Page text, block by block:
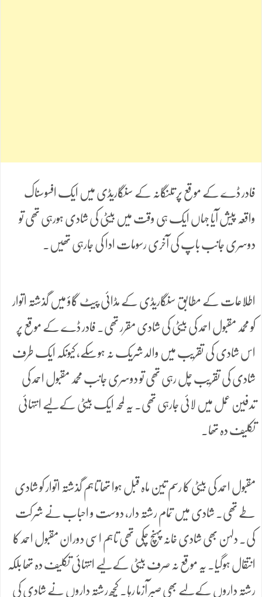
فادر ڈے کے موقع پر تلنگانہ کے سنگاریڈی میں ایک افسوسناک
واقعہ پیش آیا جہاں ایک ہی وقت میں بیٹی کی شادی ہورہی تھی تو
دوسری جانب باپ کی آخری رسومات ادا کی جارہی تھیں۔
اطلاعات کے مطابق سنگاریڈی کے مڈائی پیٹ گاؤ میں گذشتہ اتوار
کو محمد مقبول احمد کی بیٹی کی شادی مقرر تھی۔ فادر ڈے کے موقع پر
اس شادی کی تقریب میں والد شریک نہ ہوسکے، کیونکہ ایک طرف
شادی کی تقریب چل رہی تھی تو دوسری جانب محمد مقبول احمد کی
تدفین عمل میں لائی جارہی تھی۔ یہ لمحہ ایک بیٹی کےلیے انتہائی
تکلیف دہ تھا۔
مقبول احمد کی بیٹی کا رسم تین ماہ قبل ہوا تھا تاہم گذشتہ اتوار کو شادی
طے تھی۔ شادی میں تمام رشتہ دار، دوست و احباب نے شرکت
کی۔ دلہن بھی شادی خانہ پہنچ چکی تھی تاہم اسی دوران مقبول احمد کا
انتقال ہوگیا۔ یہ موقع نہ صرف بیٹی کےلیے انتہائی تکلیف دہ تھا بلکہ
رشتہ داروں کےلیے بھی صبر آزما رہا۔ کچھ رشتہ داروں نے شادی کی